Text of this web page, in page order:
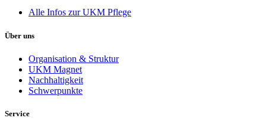
Alle Infos zur UKM Pflege
Über uns
Organisation & Struktur
UKM Magnet
Nachhaltigkeit
Schwerpunkte
Service